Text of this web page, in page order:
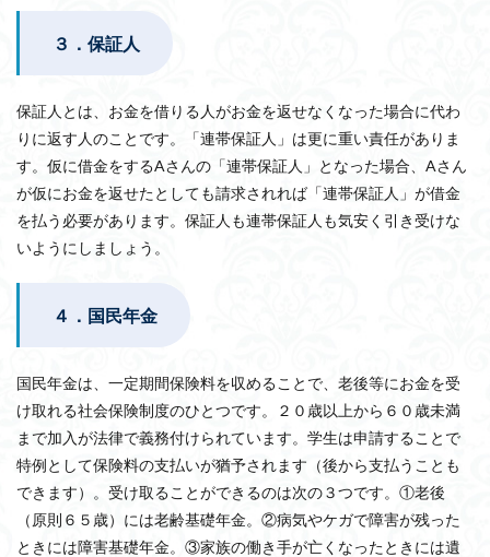
３．保証人
保証人とは、お金を借りる人がお金を返せなくなった場合に代わ
りに返す人のことです。「連帯保証人」は更に重い責任がありま
す。仮に借金をするAさんの「連帯保証人」となった場合、Aさん
が仮にお金を返せたとしても請求されれば「連帯保証人」が借金
を払う必要があります。保証人も連帯保証人も気安く引き受けな
いようにしましょう。
４．国民年金
国民年金は、一定期間保険料を収めることで、老後等にお金を受
け取れる社会保険制度のひとつです。２０歳以上から６０歳未満
まで加入が法律で義務付けられています。学生は申請することで
特例として保険料の支払いが猶予されます（後から支払うことも
できます）。受け取ることができるのは次の３つです。①老後
（原則６５歳）には老齢基礎年金。②病気やケガで障害が残った
ときには障害基礎年金。③家族の働き手が亡くなったときには遺